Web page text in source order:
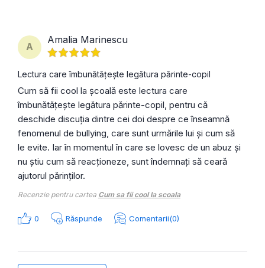
A
Amalia Marinescu
Lectura care îmbunătățește legătura părinte-copil
Cum să fii cool la școală este lectura care
îmbunătățește legătura părinte-copil, pentru că
deschide discuția dintre cei doi despre ce înseamnă
fenomenul de bullying, care sunt urmările lui și cum să
le evite. Iar în momentul în care se lovesc de un abuz și
nu știu cum să reacționeze, sunt îndemnați să ceară
ajutorul părinților.
Recenzie pentru cartea Cum sa fii cool la scoala
0 Răspunde Comentarii(0)